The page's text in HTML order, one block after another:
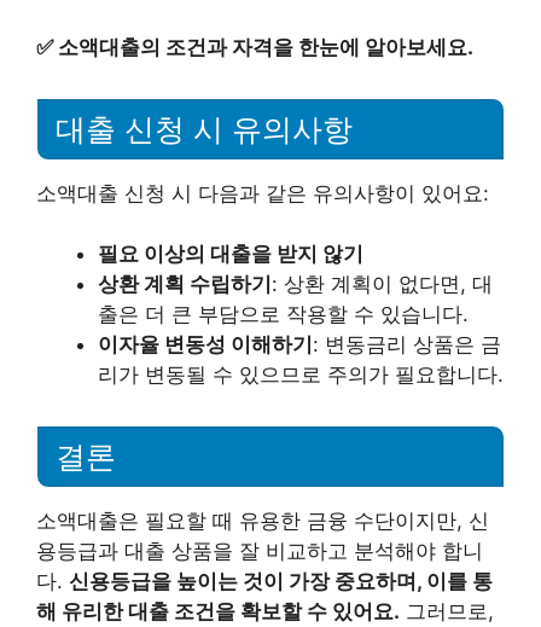
✅ 소액대출의 조건과 자격을 한눈에 알아보세요.
대출 신청 시 유의사항
소액대출 신청 시 다음과 같은 유의사항이 있어요:
필요 이상의 대출을 받지 않기
상환 계획 수립하기 : 상환 계획이 없다면, 대
출은 더 큰 부담으로 작용할 수 있습니다.
이자율 변동성 이해하기 : 변동금리 상품은 금
리가 변동될 수 있으므로 주의가 필요합니다.
결론
소액대출은 필요할 때 유용한 금융 수단이지만, 신
용등급과 대출 상품을 잘 비교하고 분석해야 합니
다. 신용등급을 높이는 것이 가장 중요하며, 이를 통
해 유리한 대출 조건을 확보할 수 있어요. 그러므로,